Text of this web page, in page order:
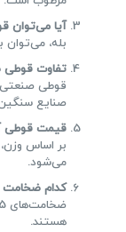
آیا می‌توان
بله،
تفاوت قوطی
قوطی صنعتی
صنایع
قیمت قوطی
بر اساس
می‌شود.
کدام ضخامت
هستند.